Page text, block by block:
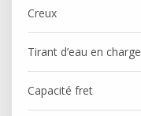
Creux
Tirant d’eau en charge
Capacité fret